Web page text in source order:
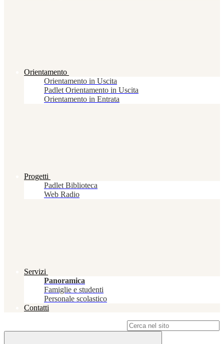
Orientamento
Orientamento in Uscita
Padlet Orientamento in Uscita
Orientamento in Entrata
Progetti
Padlet Biblioteca
Web Radio
Servizi
Panoramica
Famiglie e studenti
Personale scolastico
Contatti